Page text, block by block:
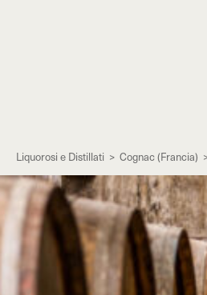
Liquorosi e Distillati > Cognac (Francia)